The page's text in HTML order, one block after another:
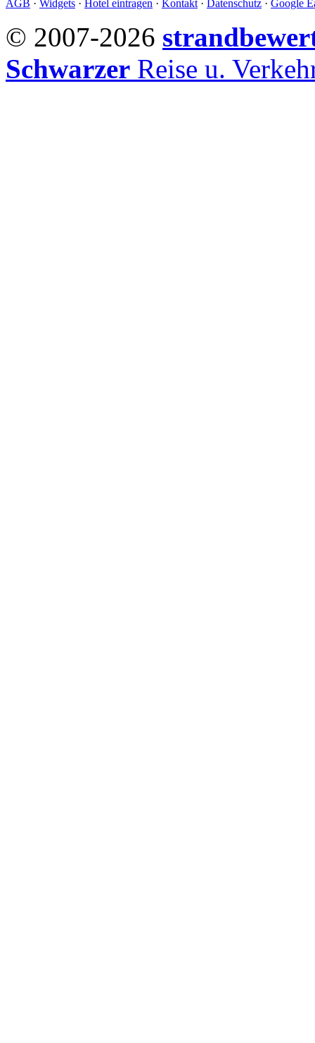
AGB · Widgets · Hotel eintragen · Kontakt · Datenschutz · Google
© 2007-2026
Schwarzer Reise u.